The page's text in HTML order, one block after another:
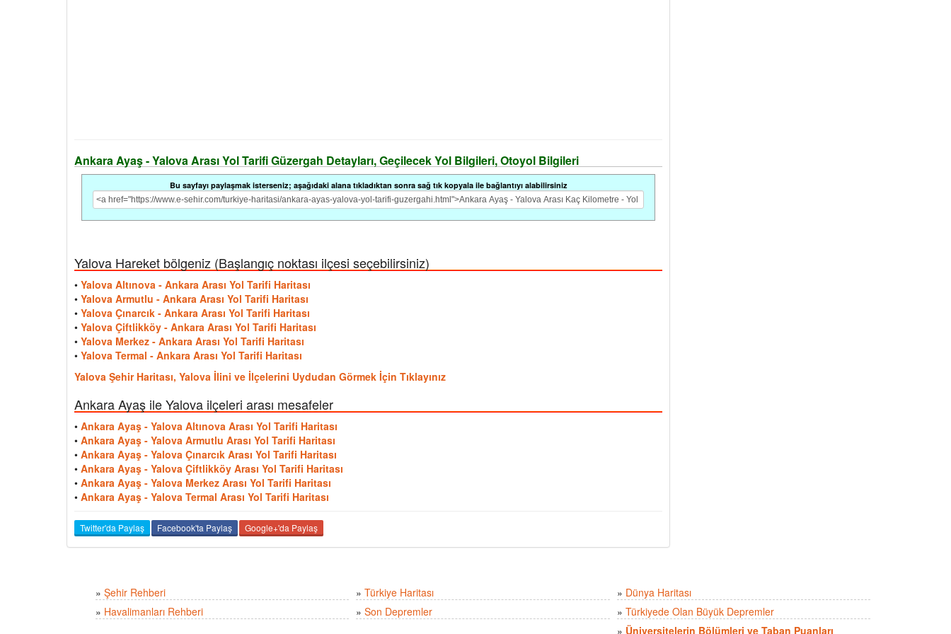
Ankara Ayaş - Yalova Arası Yol Tarifi Güzergah Detayları, Geçilecek Yol Bilgileri, Otoyol Bilgileri
Bu sayfayı paylaşmak isterseniz; aşağıdaki alana tıkladıktan sonra sağ tık kopyala ile bağlantıyı alabilirsiniz
Yalova Hareket bölgeniz (Başlangıç noktası ilçesi seçebilirsiniz)
• Yalova Altınova - Ankara Arası Yol Tarifi Haritası
• Yalova Armutlu - Ankara Arası Yol Tarifi Haritası
• Yalova Çınarcık - Ankara Arası Yol Tarifi Haritası
• Yalova Çiftlikköy - Ankara Arası Yol Tarifi Haritası
• Yalova Merkez - Ankara Arası Yol Tarifi Haritası
• Yalova Termal - Ankara Arası Yol Tarifi Haritası
Yalova Şehir Haritası, Yalova İlini ve İlçelerini Uydudan Görmek İçin Tıklayınız
Ankara Ayaş ile Yalova ilçeleri arası mesafeler
• Ankara Ayaş - Yalova Altınova Arası Yol Tarifi Haritası
• Ankara Ayaş - Yalova Armutlu Arası Yol Tarifi Haritası
• Ankara Ayaş - Yalova Çınarcık Arası Yol Tarifi Haritası
• Ankara Ayaş - Yalova Çiftlikköy Arası Yol Tarifi Haritası
• Ankara Ayaş - Yalova Merkez Arası Yol Tarifi Haritası
• Ankara Ayaş - Yalova Termal Arası Yol Tarifi Haritası
Twitter'da Paylaş Facebook'ta Paylaş Google+'da Paylaş
» Şehir Rehberi » Türkiye Haritası » Dünya Haritası
» Havalimanları Rehberi » Son Depremler » Türkiyede Olan Büyük Depremler
» Üniversitelerin Bölümleri ve Taban Puanları